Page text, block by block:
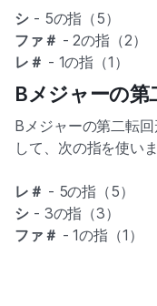
シ- 5の指（5）
ファ＃ - 2の指（2）
レ＃ - 1の指（1）
Bメジャーの第
Bメジャーの第二転
して、次の指を使いま
レ＃ - 5の指（5）
シ- 3の指（3）
ファ＃ - 1の指（1）